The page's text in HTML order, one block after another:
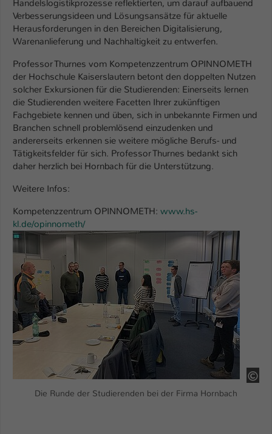
Show larger version
Die Runde der Studierenden bei der Firma Hornbach
Handelslogistikprozesse reflektierten, um darauf aufbauend
Verbesserungsideen und Lösungsansätze für aktuelle
Herausforderungen in den Bereichen Digitalisierung,
Warenanlieferung und Nachhaltigkeit zu entwerfen.
Professor Thurnes vom Kompetenzzentrum OPINNOMETH
der Hochschule Kaiserslautern betont den doppelten Nutzen
solcher Exkursionen für die Studierenden: Einerseits lernen
die Studierenden weitere Facetten Ihrer zukünftigen
Fachgebiete kennen und üben, sich in unbekannte Firmen und
Branchen schnell problemlösend einzudenken und
andererseits erkennen sie weitere mögliche Berufs- und
Tätigkeitsfelder für sich. Professor Thurnes bedankt sich
daher herzlich bei Hornbach für die Unterstützung.
Weitere Infos:
Kompetenzzentrum OPINNOMETH: www.hs-
kl.de/opinnometh/
Zweck
Einstellungen. Unter anderem eine zufällig
generierte ID, für die historische
Speicherung Ihrer vorgenommen
Einstellungen, falls der Webseiten-
Name fe_typo_user / PHPSESSID
Anbieter TYPO3
Laufzeit 1 Woche
Zweck
Dieses Cookie ist ein Standard-Session-
kann der eingeloggte Benutzer
wiedererkannt werden und es wird ihm
Zugang zu geschützten Bereichen
Name be_typo_user
Anbieter TYPO3
Laufzeit 1 Tag
Zweck
Dieser Cookie teilt der Webseite mit, ob
angemeldet ist und Rechte besitzt diese